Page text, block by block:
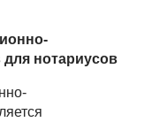
нотариусов